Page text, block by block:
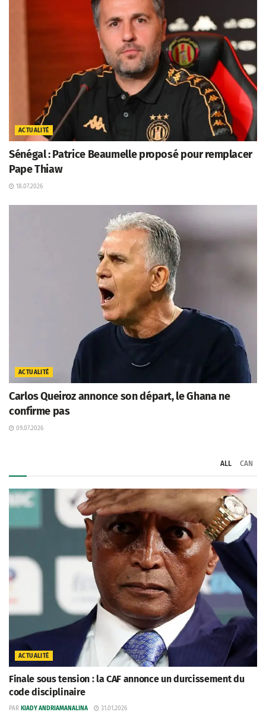
ACTUALITÉ
Sénégal : Patrice Beaumelle proposé pour remplacer
Pape Thiaw
18.07.2026
ACTUALITÉ
Carlos Queiroz annonce son départ, le Ghana ne
confirme pas
09.07.2026
ALL CAN
ACTUALITÉ
Finale sous tension : la CAF annonce un durcissement du
code disciplinaire
PAR KIADY ANDRIAMANALINA 31.01.2026